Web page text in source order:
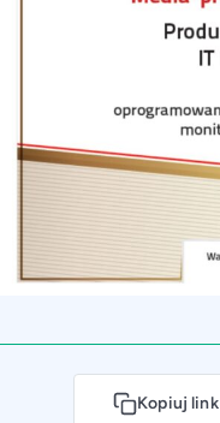
Kopiuj link